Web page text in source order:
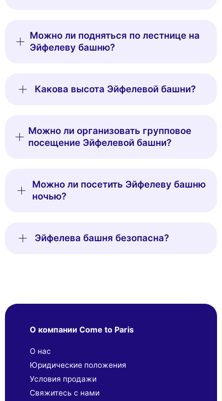
Можно ли подняться по лестнице на
Эйфелеву башню?
Какова высота Эйфелевой башни?
Можно ли организовать групповое
посещение Эйфелевой башни?
Можно ли посетить Эйфелеву башню
ночью?
Эйфелева башня безопасна?
О компании Come to Paris
О нас
Юридические положения
Условия продажи
Свяжитесь с нами